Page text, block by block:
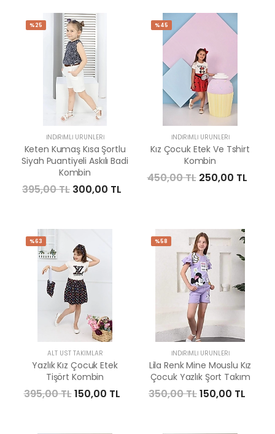
%25
İNDIRIMLI ÜRÜNLERI
Keten Kumaş Kısa Şortlu
Siyah Puantiyeli Askılı Badi
Kombin
395,00 TL 300,00 TL
%45
İNDIRIMLI ÜRÜNLERI
Kız Çocuk Etek Ve Tshirt
Kombin
450,00 TL 250,00 TL
%63
ALT ÜST TAKIMLAR
Yazlık Kız Çocuk Etek
Tişört Kombin
395,00 TL150,00 TL
%58
İNDIRIMLI ÜRÜNLERI
Lila Renk Mine Mouslu Kız
Çocuk Yazlık Şort Takım
350,00 TL150,00 TL